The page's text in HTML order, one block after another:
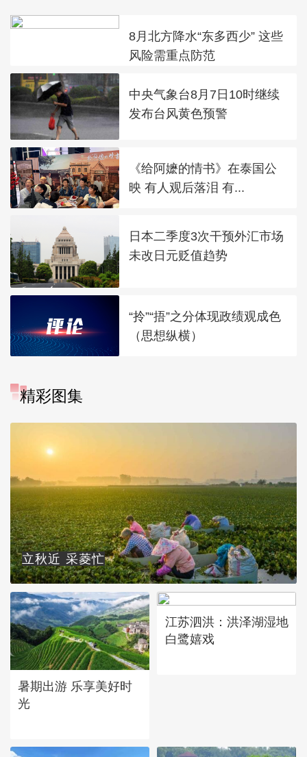
8月北方降水“东多西少” 这些
风险需重点防范
中央气象台8月7日10时继续
发布台风黄色预警
《给阿嬷的情书》在泰国公
映 有人观后落泪 有...
日本二季度3次干预外汇市场
未改日元贬值趋势
“拎”“捂”之分体现政绩观成色
（思想纵横）
精彩图集
立秋近 采菱忙
暑期出游 乐享美好时
光
江苏泗洪：洪泽湖湿地
白鹭嬉戏